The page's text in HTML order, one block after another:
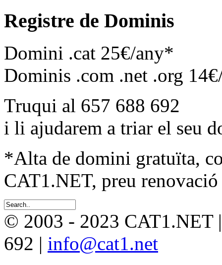
Registre de Dominis
Domini .cat 25€/any*
Dominis .com .net .org
Truqui al 657 688 692
i li ajudarem a triar el seu
*Alta de domini gratuïta,
CAT1.NET, preu
© 2003 - 2023 CAT1.NET
692 | info@cat1.net